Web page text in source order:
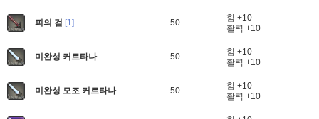
피의 검 [1] 50
힘 +10
활력 +10
미완성 커르타나 50
힘 +10
활력 +10
미완성 모조 커르타나 50
힘 +10
활력 +10